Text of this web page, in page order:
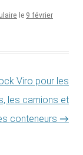
le 9 février
Viro pour les
les camions et
conteneurs →